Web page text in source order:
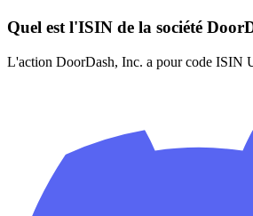
Quel est l'ISIN de la société
L'action DoorDash, Inc. a pour code ISIN